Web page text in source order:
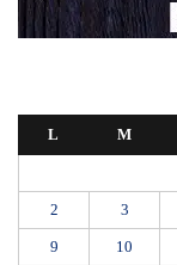
L M
2 3
9 10